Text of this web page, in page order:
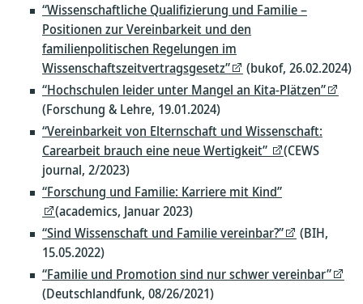
“Wissenschaftliche Qualifizierung und Familie –
Positionen zur Vereinbarkeit und den
familienpolitischen Regelungen im
Wissenschaftszeitvertragsgesetz”
(bukof, 26.02.2024)
“Hochschulen leider unter Mangel an Kita-Plätzen”
(Forschung & Lehre, 19.01.2024)
“Vereinbarkeit von Elternschaft und Wissenschaft:
Carearbeit brauch eine neue Wertigkeit”
(CEWS
journal, 2/2023)
“Forschung und Familie: Karriere mit Kind”
(academics, Januar 2023)
“Sind Wissenschaft und Familie vereinbar?”
(BIH,
15.05.2022)
“Familie und Promotion sind nur schwer vereinbar”
(Deutschlandfunk, 08/26/2021)